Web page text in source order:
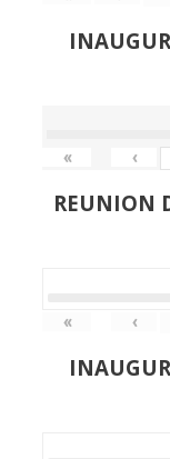
« ‹
REUNION
« ‹